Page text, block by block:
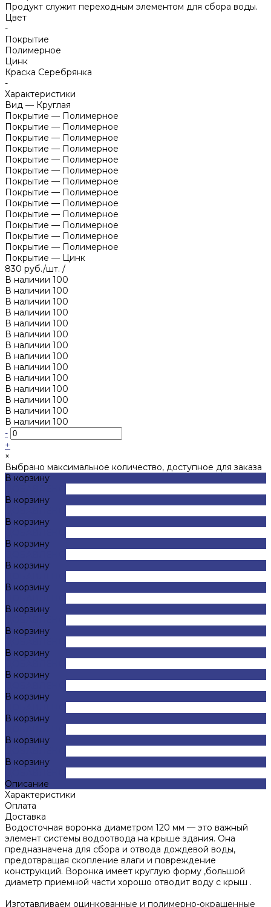
Продукт служит переходным элементом для сбора воды.
Цвет
-
Покрытие
Полимерное
Цинк
Краска Серебрянка
-
Характеристики
Вид — Круглая
Покрытие — Полимерное
Покрытие — Полимерное
Покрытие — Полимерное
Покрытие — Полимерное
Покрытие — Полимерное
Покрытие — Полимерное
Покрытие — Полимерное
Покрытие — Полимерное
Покрытие — Полимерное
Покрытие — Полимерное
Покрытие — Полимерное
Покрытие — Полимерное
Покрытие — Полимерное
Покрытие — Цинк
830 руб./шт. /
В наличии 100
В наличии 100
В наличии 100
В наличии 100
В наличии 100
В наличии 100
В наличии 100
В наличии 100
В наличии 100
В наличии 100
В наличии 100
В наличии 100
В наличии 100
В наличии 100
-
+
×
Выбрано максимальное количество, доступное для заказа
В корзину
В корзину
В корзину
В корзину
В корзину
В корзину
В корзину
В корзину
В корзину
В корзину
В корзину
В корзину
В корзину
В корзину
Описание
Характеристики
Оплата
Доставка
Водосточная воронка диаметром 120 мм — это важный
элемент системы водоотвода на крыше здания. Она
предназначена для сбора и отвода дождевой воды,
предотвращая скопление влаги и повреждение
конструкций. Воронка имеет круглую форму ,большой
диаметр приемной части хорошо отводит воду с крыш .
Изготавливаем оцинкованные и полимерно-окращенные